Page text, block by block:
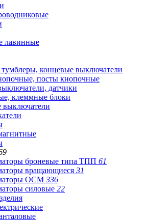
лавинные
концевые выключатели
посты кнопочные
датчики
клеммные блоки
выключатели
броневые типа ТПП 61
вращающиеся 31
ОСМ 336
силовые 22